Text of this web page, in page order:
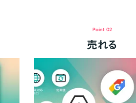
Point 02
売れる